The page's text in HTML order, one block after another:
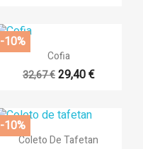
 Vista rápida
Cofia
32,67 €29,40 €
-10%
 Vista rápida
Coleto De Tafetan
-10%